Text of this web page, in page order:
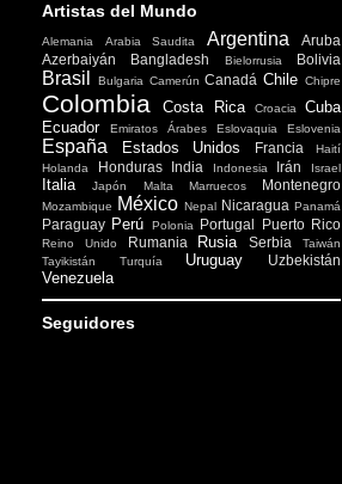
Artistas del Mundo
Alemania Arabia Saudita Argentina
Aruba
Azerbaiyán
Bangladesh Bielorrusia Bolivia
Brasil Bulgaria Camerún Canadá Chile Chipre
Colombia Costa Rica Croacia
Cuba
Ecuador
Emiratos Árabes Eslovaquia Eslovenia
España Estados Unidos Francia
Haití
Holanda
Honduras India Indonesia Irán Israel
Italia Japón Malta Marruecos Montenegro
Mozambique México Nepal Nicaragua Panamá
Paraguay Perú Polonia Portugal Puerto Rico
Reino Unido Rumania Rusia Serbia
Taiwán
Tayikistán
Turquía Uruguay Uzbekistán
Venezuela
Seguidores